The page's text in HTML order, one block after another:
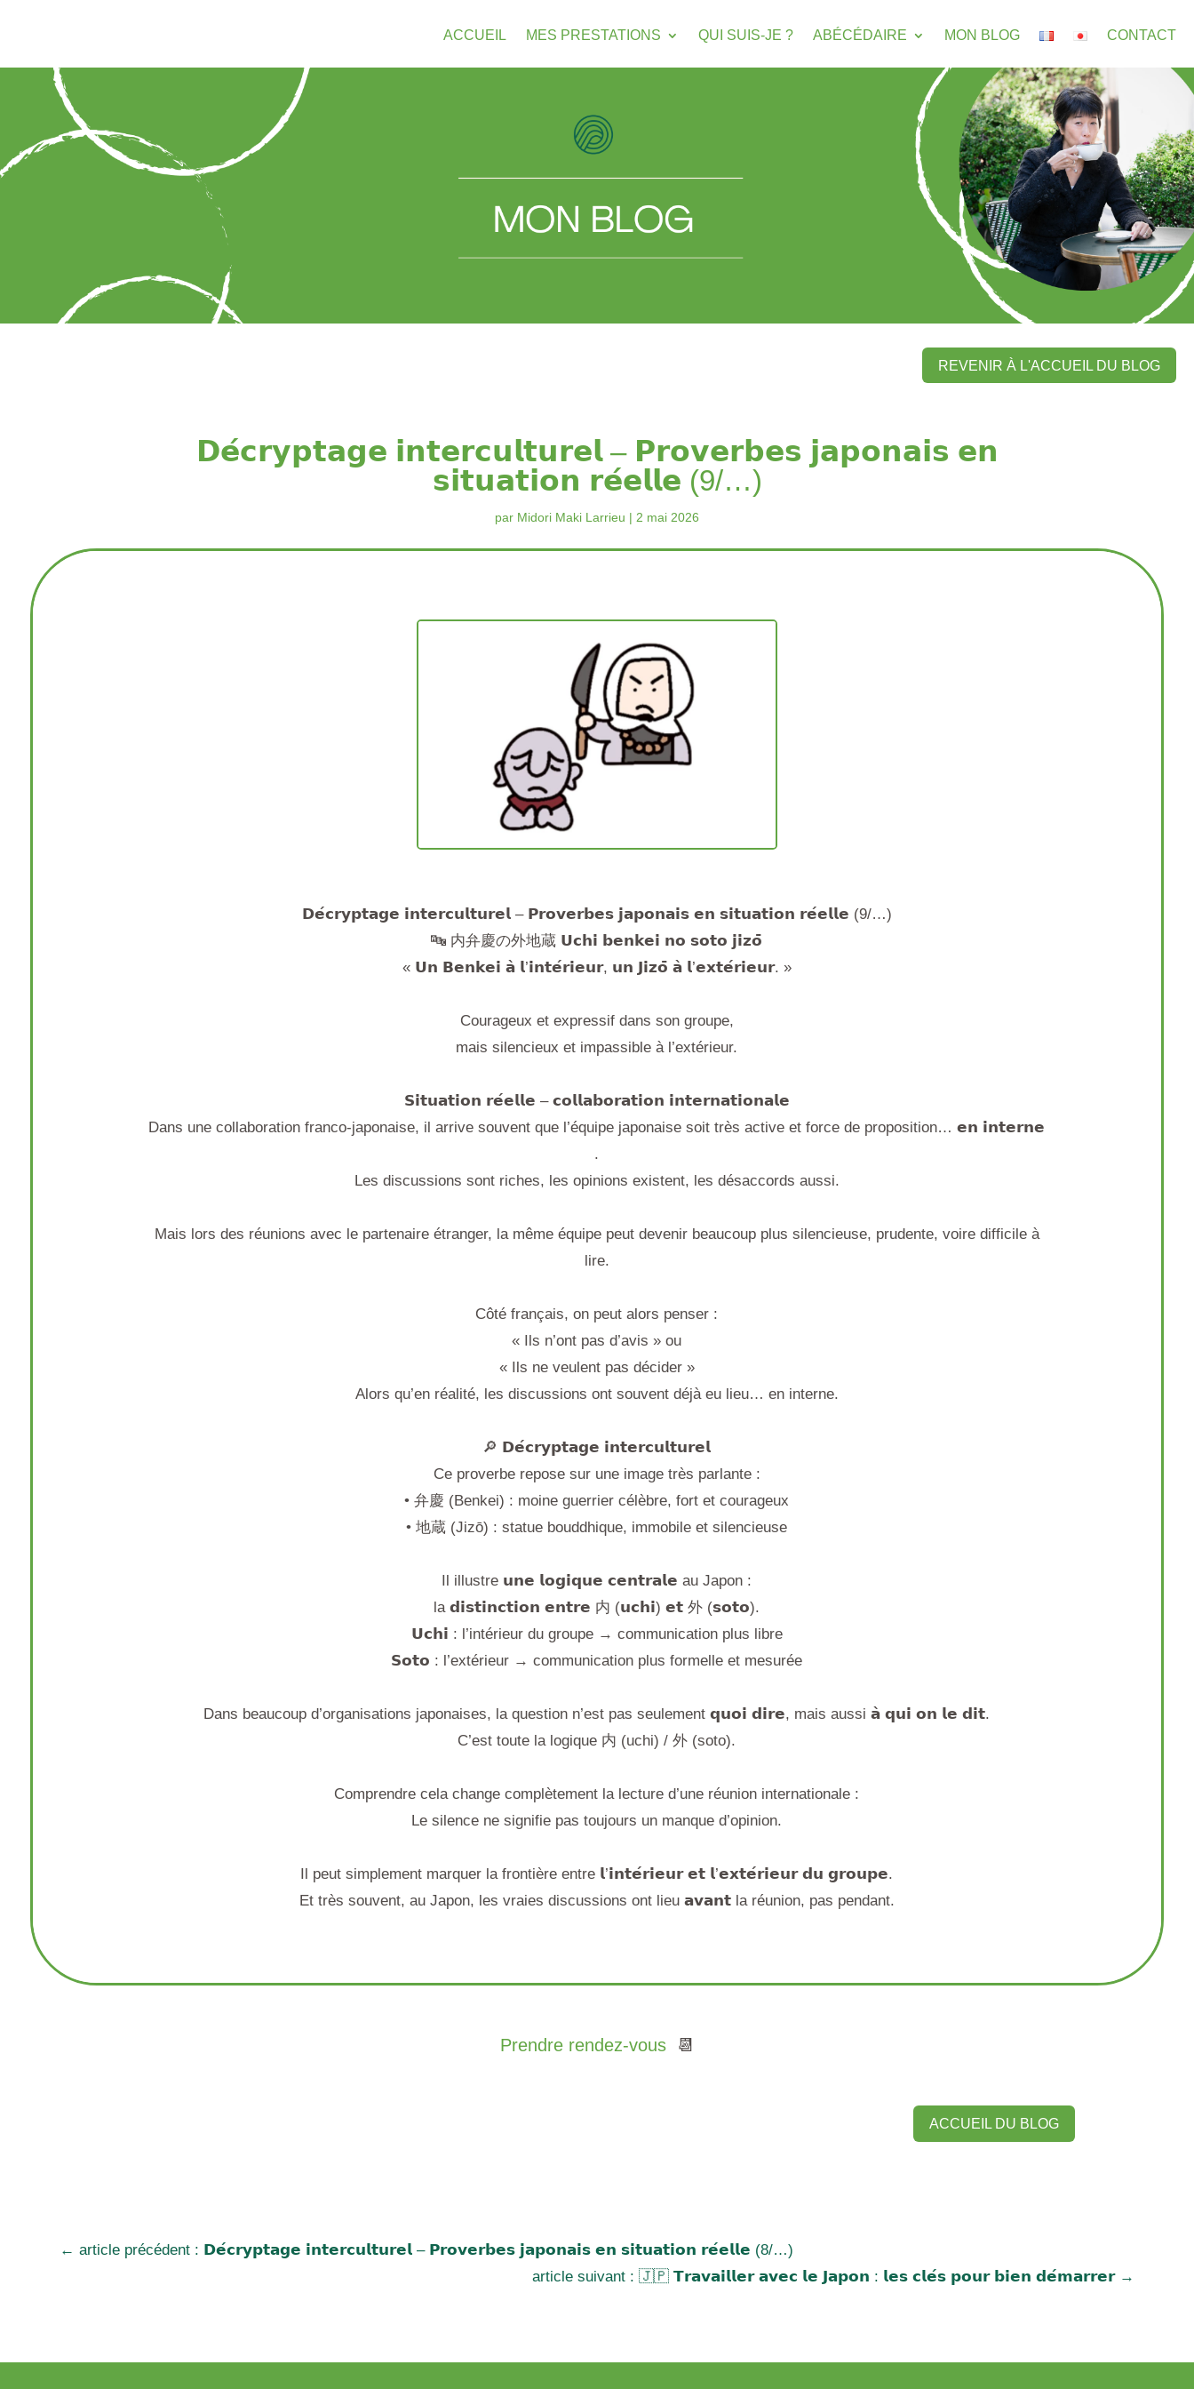
ACCUEIL MES PRESTATIONS QUI SUIS-JE ? ABÉCÉDAIRE MON BLOG CONTACT
REVENIR À L'ACCUEIL DU BLOG
𝗗𝗲́𝗰𝗿𝘆𝗽𝘁𝗮𝗴𝗲 𝗶𝗻𝘁𝗲𝗿𝗰𝘂𝗹𝘁𝘂𝗿𝗲𝗹 – 𝗣𝗿𝗼𝘃𝗲𝗿𝗯𝗲𝘀 𝗷𝗮𝗽𝗼𝗻𝗮𝗶𝘀 𝗲𝗻
𝘀𝗶𝘁𝘂𝗮𝘁𝗶𝗼𝗻 𝗿𝗲́𝗲𝗹𝗹𝗲 (9/…)
par Midori Maki Larrieu 2 mai 2026
𝗗𝗲́𝗰𝗿𝘆𝗽𝘁𝗮𝗴𝗲 𝗶𝗻𝘁𝗲𝗿𝗰𝘂𝗹𝘁𝘂𝗿𝗲𝗹 – 𝗣𝗿𝗼𝘃𝗲𝗿𝗯𝗲𝘀 𝗷𝗮𝗽𝗼𝗻𝗮𝗶𝘀 𝗲𝗻 𝘀𝗶𝘁𝘂𝗮𝘁𝗶𝗼𝗻 𝗿𝗲́𝗲𝗹𝗹𝗲 (9/…)
🔤 内弁慶の外地蔵 𝗨𝗰𝗵𝗶 𝗯𝗲𝗻𝗸𝗲𝗶 𝗻𝗼 𝘀𝗼𝘁𝗼 𝗷𝗶𝘇𝗼̄
« 𝗨𝗻 𝗕𝗲𝗻𝗸𝗲𝗶 𝗮̀ 𝗹’𝗶𝗻𝘁𝗲́𝗿𝗶𝗲𝘂𝗿, 𝘂𝗻 𝗝𝗶𝘇𝗼̄ 𝗮̀ 𝗹’𝗲𝘅𝘁𝗲́𝗿𝗶𝗲𝘂𝗿. »
Courageux et expressif dans son groupe,
mais silencieux et impassible à l’extérieur.
𝗦𝗶𝘁𝘂𝗮𝘁𝗶𝗼𝗻 𝗿𝗲́𝗲𝗹𝗹𝗲 – 𝗰𝗼𝗹𝗹𝗮𝗯𝗼𝗿𝗮𝘁𝗶𝗼𝗻 𝗶𝗻𝘁𝗲𝗿𝗻𝗮𝘁𝗶𝗼𝗻𝗮𝗹𝗲
Dans une collaboration franco-japonaise, il arrive souvent que l’équipe japonaise soit très active et force de proposition… 𝗲𝗻 𝗶𝗻𝘁𝗲𝗿𝗻𝗲
.
Les discussions sont riches, les opinions existent, les désaccords aussi.
Mais lors des réunions avec le partenaire étranger, la même équipe peut devenir beaucoup plus silencieuse, prudente, voire difficile à
lire.
Côté français, on peut alors penser :
« Ils n’ont pas d’avis » ou
« Ils ne veulent pas décider »
Alors qu’en réalité, les discussions ont souvent déjà eu lieu… en interne.
🔎 𝗗𝗲́𝗰𝗿𝘆𝗽𝘁𝗮𝗴𝗲 𝗶𝗻𝘁𝗲𝗿𝗰𝘂𝗹𝘁𝘂𝗿𝗲𝗹
Ce proverbe repose sur une image très parlante :
• 弁慶 (Benkei) : moine guerrier célèbre, fort et courageux
• 地蔵 (Jizō) : statue bouddhique, immobile et silencieuse
Il illustre 𝘂𝗻𝗲 𝗹𝗼𝗴𝗶𝗾𝘂𝗲 𝗰𝗲𝗻𝘁𝗿𝗮𝗹𝗲 au Japon :
la 𝗱𝗶𝘀𝘁𝗶𝗻𝗰𝘁𝗶𝗼𝗻 𝗲𝗻𝘁𝗿𝗲 内 (𝘂𝗰𝗵𝗶) 𝗲𝘁 外 (𝘀𝗼𝘁𝗼).
𝗨𝗰𝗵𝗶 : l’intérieur du groupe → communication plus libre
𝗦𝗼𝘁𝗼 : l’extérieur → communication plus formelle et mesurée
Dans beaucoup d’organisations japonaises, la question n’est pas seulement 𝗾𝘂𝗼𝗶 𝗱𝗶𝗿𝗲, mais aussi 𝗮̀ 𝗾𝘂𝗶 𝗼𝗻 𝗹𝗲 𝗱𝗶𝘁.
C’est toute la logique 内 (uchi) / 外 (soto).
Comprendre cela change complètement la lecture d’une réunion internationale :
Le silence ne signifie pas toujours un manque d’opinion.
Il peut simplement marquer la frontière entre 𝗹’𝗶𝗻𝘁𝗲́𝗿𝗶𝗲𝘂𝗿 𝗲𝘁 𝗹’𝗲𝘅𝘁𝗲́𝗿𝗶𝗲𝘂𝗿 𝗱𝘂 𝗴𝗿𝗼𝘂𝗽𝗲.
Et très souvent, au Japon, les vraies discussions ont lieu 𝗮𝘃𝗮𝗻𝘁 la réunion, pas pendant.
Prendre rendez-vous 📆
ACCUEIL DU BLOG
←article précédent : 𝗗𝗲́𝗰𝗿𝘆𝗽𝘁𝗮𝗴𝗲 𝗶𝗻𝘁𝗲𝗿𝗰𝘂𝗹𝘁𝘂𝗿𝗲𝗹 – 𝗣𝗿𝗼𝘃𝗲𝗿𝗯𝗲𝘀 𝗷𝗮𝗽𝗼𝗻𝗮𝗶𝘀 𝗲𝗻 𝘀𝗶𝘁𝘂𝗮𝘁𝗶𝗼𝗻 𝗿𝗲́𝗲𝗹𝗹𝗲 (8/…)
article suivant : 🇯🇵 𝗧𝗿𝗮𝘃𝗮𝗶𝗹𝗹𝗲𝗿 𝗮𝘃𝗲𝗰 𝗹𝗲 𝗝𝗮𝗽𝗼𝗻 : 𝗹𝗲𝘀 𝗰𝗹𝗲́𝘀 𝗽𝗼𝘂𝗿 𝗯𝗶𝗲𝗻 𝗱𝗲́𝗺𝗮𝗿𝗿𝗲𝗿→